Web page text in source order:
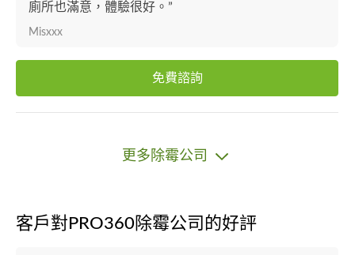
廁所也滿意，體驗很好。”
Misxxx
免費諮詢
更多除霉公司
客戶對PRO360除霉公司的好評